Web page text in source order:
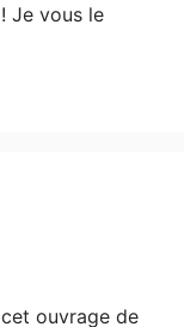
Je vous le
ouvrage de